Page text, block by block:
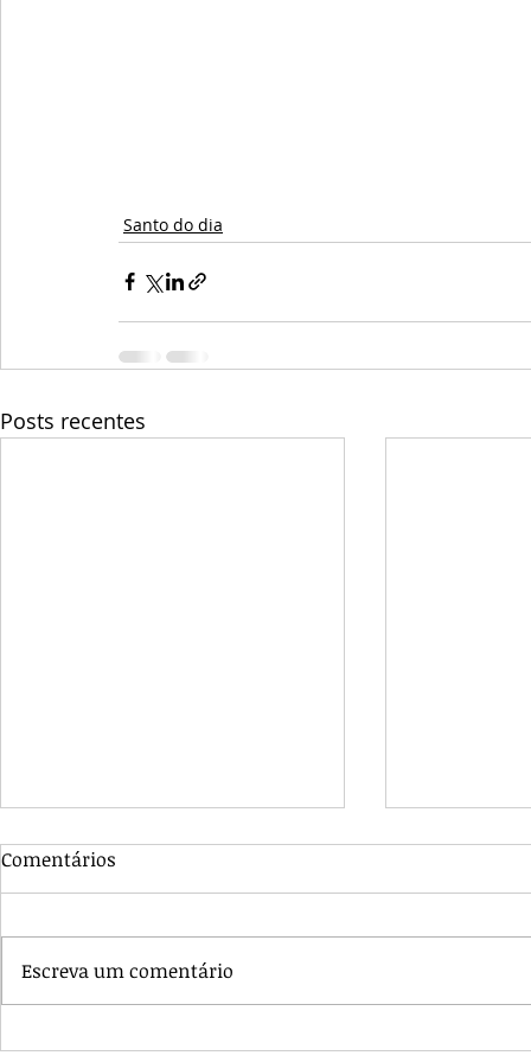
Santo do dia
Posts recentes
Comentários
Escreva um comentário